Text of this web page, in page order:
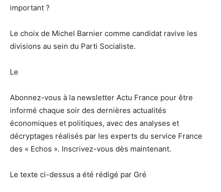
important ?
Le choix de Michel Barnier comme candidat ravive les
divisions au sein du Parti Socialiste.
Le
Abonnez-vous à la newsletter Actu France pour être
informé chaque soir des dernières actualités
économiques et politiques, avec des analyses et
décryptages réalisés par les experts du service France
des « Echos ». Inscrivez-vous dès maintenant.
Le texte ci-dessus a été rédigé par Gré